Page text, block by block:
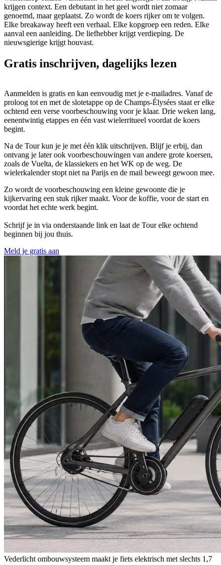
krijgen context. Een debutant in het geel wordt niet zomaar
genoemd, maar geplaatst. Zo wordt de koers rijker om te volgen.
Elke breakaway heeft een verhaal. Elke kopgroep een reden. Elke
aanval een aanleiding. De liefhebber krijgt verdieping. De
nieuwsgierige krijgt houvast.
Gratis inschrijven, dagelijks lezen
Aanmelden is gratis en kan eenvoudig met je e-mailadres. Vanaf de
proloog tot en met de slotetappe op de Champs-Élysées staat er elke
ochtend een verse voorbeschouwing voor je klaar. Drie weken lang,
eenentwintig etappes en één vast wielerritueel voordat de koers
begint.
Na de Tour kun je je met één klik uitschrijven. Blijf je erbij, dan
ontvang je later ook voorbeschouwingen van andere grote koersen,
zoals de Vuelta, de klassiekers en het WK op de weg. De
wielerkalender stopt niet na Parijs en de mail beweegt gewoon mee.
Zo wordt de voorbeschouwing een kleine gewoonte die je
kijkervaring een stuk rijker maakt. Voor de koffie, voor de start en
voordat het echte werk begint.
Schrijf je in via onderstaande link en laat de Tour elke ochtend
beginnen bij jou thuis.
Meld je gratis aan
Vederlicht ombouwsysteem maakt je fiets elektrisch met slechts 1,7